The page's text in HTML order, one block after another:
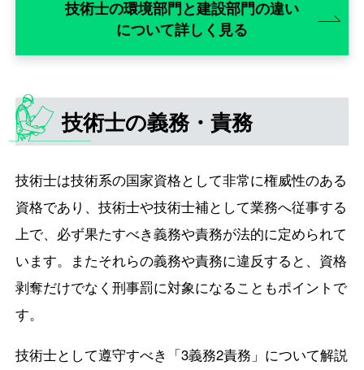
技術士の環境部門と建設部門の違い
について詳しく見る
技術士の義務・責務
技術士は技術系の国家資格として非常に権威性のある
資格であり、技術士や技術士補として業務へ従事する
上で、必ず果たすべき義務や責務が法的に定められて
います。またそれらの義務や責務に違反すると、資格
剥奪だけでなく刑事罰に対象になることもポイントで
す。
技術士として遵守すべき「3義務2責務」について解説